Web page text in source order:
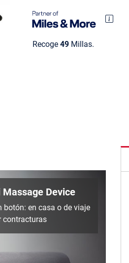
Recoge 49Millas.
Device
botón: en casa o de viaje
contracturas